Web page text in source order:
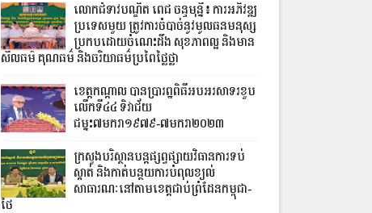
លោកជំទាវបណ្ឌិត ពេជ ចន្ទមុន្នី៖ ការអភិវឌ្ឍ
ប្រទេសមួយ ត្រូវការចំបាច់នូវមូលធនមនុស្ស
ប្រកបដោយចំណេះដឹង សុខភាពល្អ និងមាន
សីលធម៌ គុណធម៌ និងចរិយាធម៌ប្រពៃថ្លៃថ្លា
ខេត្តកណ្តាល បានប្រារព្ឋពិធីអបអរសាទរខួប
លើកទី៤៤ ទិវាជ័យ
ជម្នះ៧មករា១៩៧៩-៧មករា២០២៣
ក្រសួងបរិស្ថានបន្តផ្សព្វផ្សាយវិធានការទប់
ស្កាត់ និងកាត់បន្ថយការបំពុលខ្យល់
សាធារណៈនៅតាមខេត្តជាប់ព្រំដែនកម្ពុជា-
ថៃ